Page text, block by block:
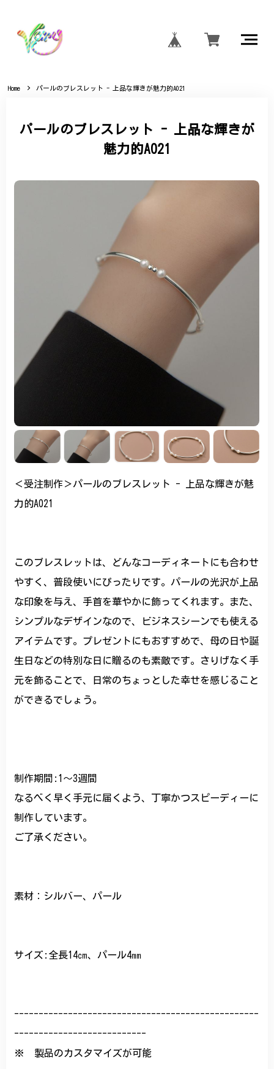
Home パールのブレスレット - 上品な輝きが魅力的A021
パールのブレスレット - 上品な輝きが
魅力的A021
＜受注制作＞パールのブレスレット - 上品な輝きが魅
力的A021
このブレスレットは、どんなコーディネートにも合わせ
やすく、普段使いにぴったりです。パールの光沢が上品
な印象を与え、手首を華やかに飾ってくれます。また、
シンプルなデザインなので、ビジネスシーンでも使える
アイテムです。プレゼントにもおすすめで、母の日や誕
生日などの特別な日に贈るのも素敵です。さりげなく手
元を飾ることで、日常のちょっとした幸せを感じること
ができるでしょう。
制作期間:1〜3週間
なるべく早く手元に届くよう、丁寧かつスピーディーに
制作しています。
ご了承ください。
素材：シルバー、パール
サイズ:全長14㎝、パール4㎜
--------------------------------------------------
---------------------------
※ 製品のカスタマイズが可能